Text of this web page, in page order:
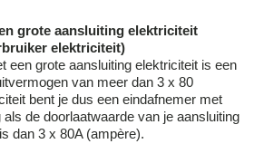
grote aansluiting elektriciteit
elektriciteit)
een grote aansluiting elektriciteit is een
van meer dan 3 x 80
bent je dus een eindafnemer met
de doorlaatwaarde van je aansluiting
dan 3 x 80A (ampère).